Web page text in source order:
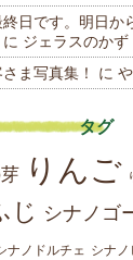
日です。明日か
に ジェラスのかず
ま写真集！
に
タグ
りんご
じ シナノゴ
ナノドルチェ シナノ